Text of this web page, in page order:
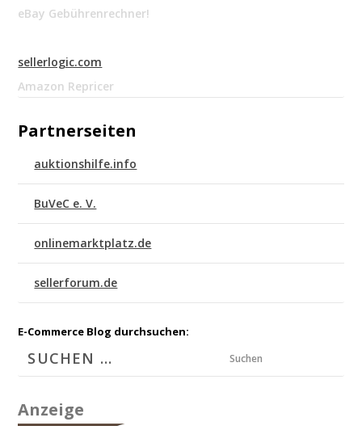
eBay Gebührenrechner!
sellerlogic.com
Amazon Repricer
Partnerseiten
auktionshilfe.info
BuVeC e. V.
onlinemarktplatz.de
sellerforum.de
E-Commerce Blog durchsuchen:
Suchen
Anzeige